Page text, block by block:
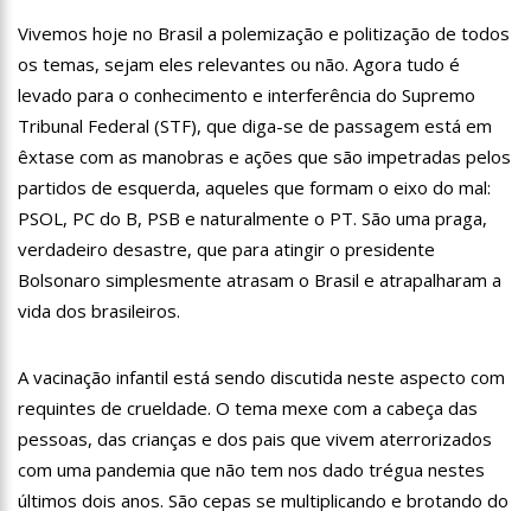
Manaus
12:55 PIB do Japão registra crescimento pela primeira vez em 3
trimestres
12:49 Anitta diz que ficou dez meses sem sexo e revela como se
sentiu
Agenor Tupinambá fala sobre namoro com Lucas: “Não
houve traição”
12:23 Influenciadora e ex são encontrados mortos em carro no
interior de SP
14:56 Vídeo: Reação de Ana Clara após não pegar buquê em
casamento viraliza: “Filho da put*! Nojento!”
11:59 Empresário ‘Passarão’, dono do porto Chibatão, morre em
São Paulo
11:52 Petrobras anuncia nova política de preços de combustíveis
11:36
Acusado de divulgar fotos de corpo de Marília Mendonça e
Vivemos hoje no Brasil a polemização e politização de todos
os temas, sejam eles relevantes ou não. Agora tudo é
levado para o conhecimento e interferência do Supremo
Tribunal Federal (STF), que diga-se de passagem está em
êxtase com as manobras e ações que são impetradas pelos
partidos de esquerda, aqueles que formam o eixo do mal:
PSOL, PC do B, PSB e naturalmente o PT. São uma praga,
verdadeiro desastre, que para atingir o presidente
Bolsonaro simplesmente atrasam o Brasil e atrapalharam a
vida dos brasileiros.
A vacinação infantil está sendo discutida neste aspecto com
requintes de crueldade. O tema mexe com a cabeça das
pessoas, das crianças e dos pais que vivem aterrorizados
com uma pandemia que não tem nos dado trégua nestes
últimos dois anos. São cepas se multiplicando e brotando do